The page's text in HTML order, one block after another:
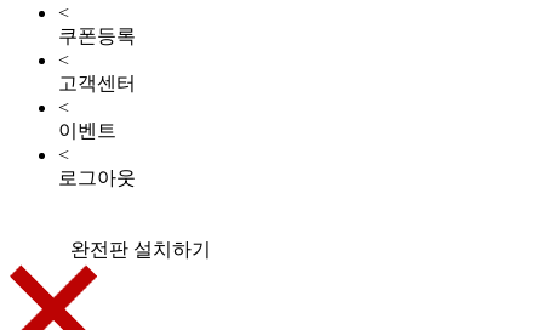
<
쿠폰등록
<
고객센터
<
이벤트
<
로그아웃
완전판 설치하기